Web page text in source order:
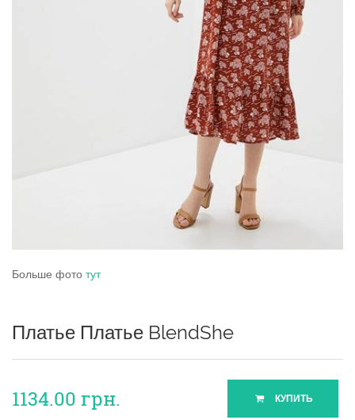
Больше фото тут
Платье Платье BlendShe
1134.00 грн. КУПИТЬ